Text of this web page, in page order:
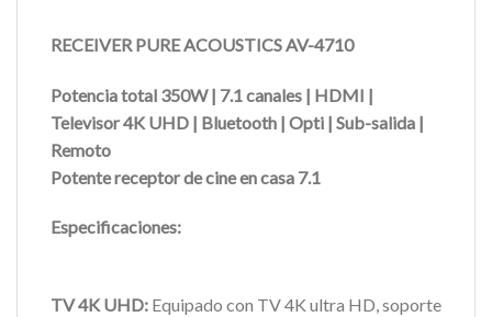
RECEIVER PURE ACOUSTICS AV-4710
Potencia total 350W | 7.1 canales | HDMI |
Televisor 4K UHD | Bluetooth | Opti | Sub-salida |
Remoto
Potente receptor de cine en casa 7.1
Especificaciones:
TV 4K UHD: Equipado con TV 4K ultra HD, soporte